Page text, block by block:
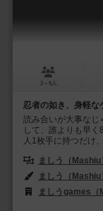
2～5人
忍者の如き、身軽な
読み合いが大事なじ
して、誰よりも早
人1枚手に持つだけ
ましう（Mashiu
ましう（Mashiu
ましうgames（